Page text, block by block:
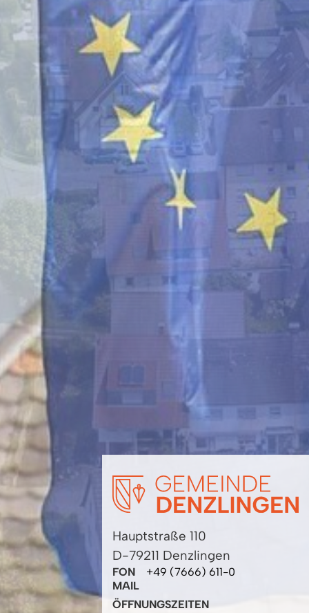
Hauptstraße 110
D-79211 Denzlingen
FON
+49 (7666) 611-0
MAIL
ÖFFNUNGSZEITEN